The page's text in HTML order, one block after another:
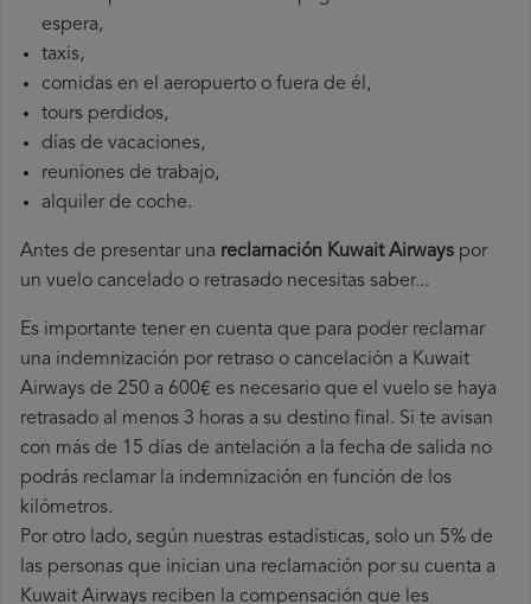
espera,
taxis,
comidas en el aeropuerto o fuera de él,
tours perdidos,
días de vacaciones,
reuniones de trabajo,
alquiler de coche.
Antes de presentar una reclamación Kuwait Airways por
un vuelo cancelado o retrasado necesitas saber...
Es importante tener en cuenta que para poder reclamar
una indemnización por retraso o cancelación a Kuwait
Airways de 250 a 600€ es necesario que el vuelo se haya
retrasado al menos 3 horas a su destino final. Si te avisan
con más de 15 días de antelación a la fecha de salida no
podrás reclamar la indemnización en función de los
kilómetros.
Por otro lado, según nuestras estadísticas, solo un 5% de
las personas que inician una reclamación por su cuenta a
Kuwait Airways reciben la compensación que les